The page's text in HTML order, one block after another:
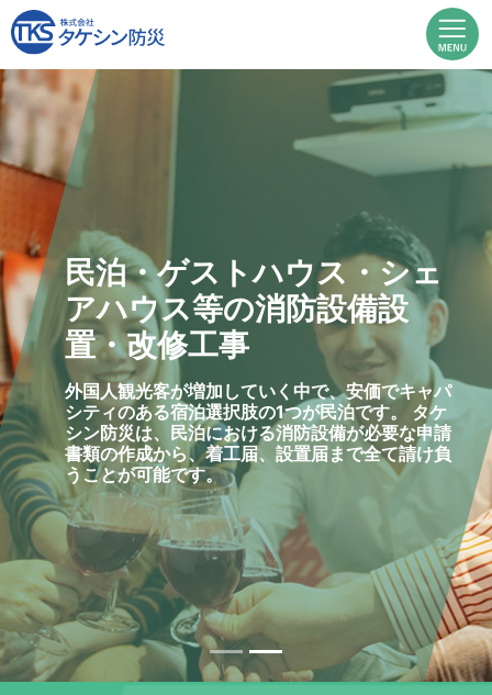
安心確実な
施工信頼の
点検
タケシン防災は、お
設置等の各種サービ
「安心」と「安全」
イオニアとして、常
ンジしていきます。
ウス・シェ
防設備設
いく中で、安価でキャパ
の1つが民泊です。 タケ
る消防設備が必要な申請
、設置届まで全て請け負